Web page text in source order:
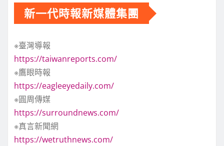
新一代時報新媒體集團
※臺灣導報
https://taiwanreports.com/
※鷹眼時報
https://eagleeyedaily.com/
※圓周傳媒
https://surroundnews.com/
※真言新聞網
https://wetruthnews.com/